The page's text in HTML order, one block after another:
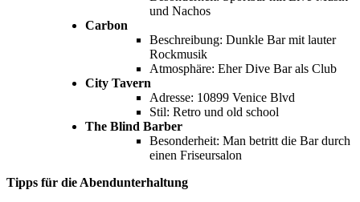
und Nachos
Carbon
Beschreibung: Dunkle Bar mit lauter
Rockmusik
Atmosphäre: Eher Dive Bar als Club
City Tavern
Adresse: 10899 Venice Blvd
Stil: Retro und old school
The Blind Barber
Besonderheit: Man betritt die Bar durch
einen Friseursalon
Tipps für die Abendunterhaltung